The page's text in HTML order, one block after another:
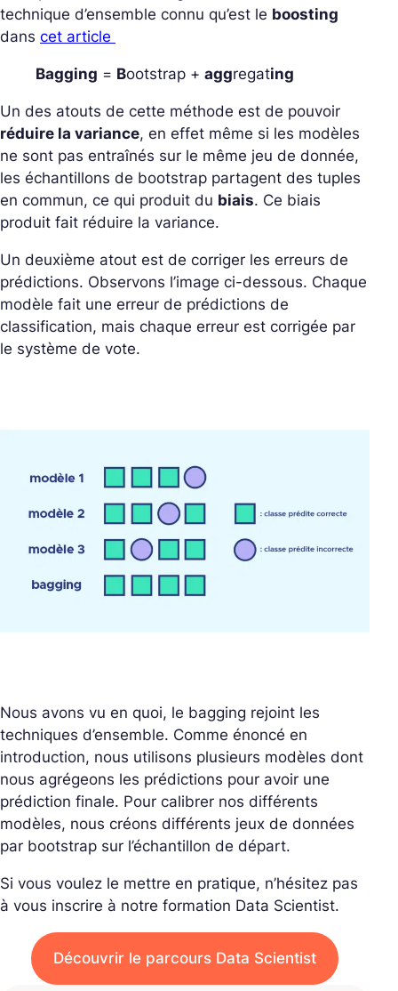
technique d’ensemble connu qu’est le boosting
dans cet article
Bagging = Bootstrap + aggregating
Un des atouts de cette méthode est de pouvoir
réduire la variance, en effet même si les modèles
ne sont pas entraînés sur le même jeu de donnée,
les échantillons de bootstrap partagent des tuples
en commun, ce qui produit du biais. Ce biais
produit fait réduire la variance.
Un deuxième atout est de corriger les erreurs de
prédictions. Observons l’image ci-dessous. Chaque
modèle fait une erreur de prédictions de
classification, mais chaque erreur est corrigée par
le système de vote.
Nous avons vu en quoi, le bagging rejoint les
techniques d’ensemble. Comme énoncé en
introduction, nous utilisons plusieurs modèles dont
nous agrégeons les prédictions pour avoir une
prédiction finale. Pour calibrer nos différents
modèles, nous créons différents jeux de données
par bootstrap sur l’échantillon de départ.
Si vous voulez le mettre en pratique, n’hésitez pas
à vous inscrire à notre formation Data Scientist.
Découvrir le parcours Data Scientist